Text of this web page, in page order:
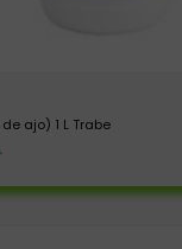
ajo) 1 L Trabe